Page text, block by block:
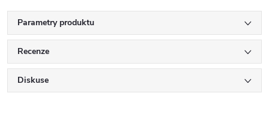
Parametry produktu
Recenze
Diskuse